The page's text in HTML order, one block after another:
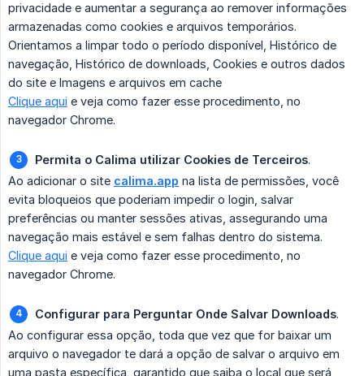
privacidade e aumentar a segurança ao remover informações
armazenadas como cookies e arquivos temporários.
Orientamos a limpar todo o período disponível, Histórico de
navegação, Histórico de downloads, Cookies e outros dados
do site e Imagens e arquivos em cache
Clique aqui e veja como fazer esse procedimento, no
navegador Chrome.
Permita o Calima utilizar Cookies de Terceiros.
Ao adicionar o site calima.app na lista de permissões, você
evita bloqueios que poderiam impedir o login, salvar
preferências ou manter sessões ativas, assegurando uma
navegação mais estável e sem falhas dentro do sistema.
Clique aqui e veja como fazer esse procedimento, no
navegador Chrome.
Configurar para Perguntar Onde Salvar Downloads.
Ao configurar essa opção, toda que vez que for baixar um
arquivo o navegador te dará a opção de salvar o arquivo em
uma pasta específica, garantido que saiba o local que será